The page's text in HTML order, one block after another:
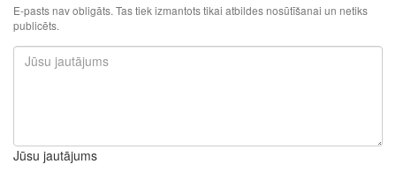
E-pasts nav obligāts. Tas tiek izmantots tikai atbildes nosūtīšanai un netiks
publicēts.
Jūsu jautājums